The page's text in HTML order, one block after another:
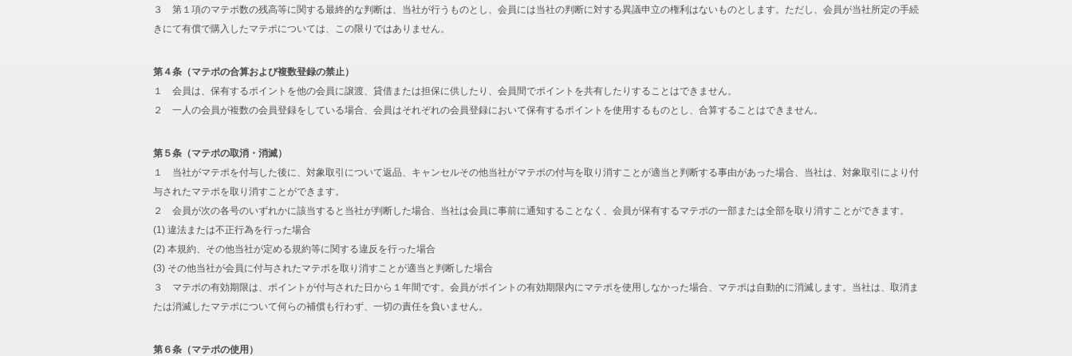
３ 第１項のマテポ数の残高等に関する最終的な判断は、当社が行うものとし、会員には当社の判断に対する異議申立の権利はないものとします。ただし、会員が当社所定の手続
きにて有償で購入したマテポについては、この限りではありません。
第４条（マテポの合算および複数登録の禁止）
１ 会員は、保有するポイントを他の会員に譲渡、貸借または担保に供したり、会員間でポイントを共有したりすることはできません。
２ 一人の会員が複数の会員登録をしている場合、会員はそれぞれの会員登録において保有するポイントを使用するものとし、合算することはできません。
第５条（マテポの取消・消滅）
１ 当社がマテポを付与した後に、対象取引について返品、キャンセルその他当社がマテポの付与を取り消すことが適当と判断する事由があった場合、当社は、対象取引により付
与されたマテポを取り消すことができます。
２ 会員が次の各号のいずれかに該当すると当社が判断した場合、当社は会員に事前に通知することなく、会員が保有するマテポの一部または全部を取り消すことができます。
(1) 違法または不正行為を行った場合
(2) 本規約、その他当社が定める規約等に関する違反を行った場合
(3) その他当社が会員に付与されたマテポを取り消すことが適当と判断した場合
３ マテポの有効期限は、ポイントが付与された日から１年間です。会員がポイントの有効期限内にマテポを使用しなかった場合、マテポは自動的に消滅します。当社は、取消ま
たは消滅したマテポについて何らの補償も行わず、一切の責任を負いません。
第６条（マテポの使用）